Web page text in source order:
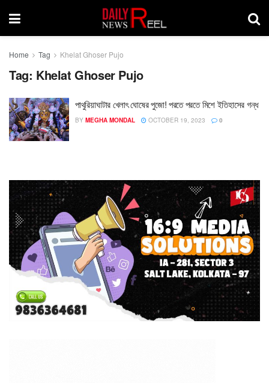
Home Tag Khelat Ghoser Pujo
Tag: Khelat Ghoser Pujo
পাথুরিয়াঘাটার খেলাৎ ঘোষের পুজো! পরতে পরতে মিশে ইতিহাসের গন্ধ
BY MEGHA MONDAL OCTOBER 19, 2023 0